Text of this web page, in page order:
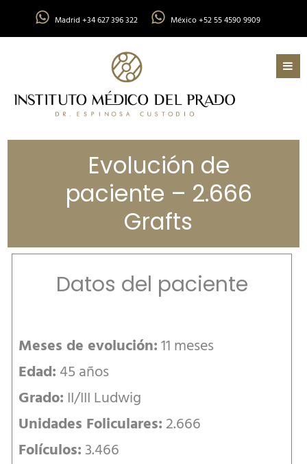
Madrid +34 627 396 322 México +52 55 4590 9909
Evolución de
paciente – 2.666
Grafts
Datos del paciente
Meses de evolución:11 meses
Edad: 45 años
Grado: II/III Ludwig
Unidades Foliculares: 2.666
Folículos: 3.466